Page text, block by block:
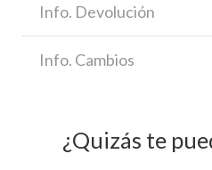
Info. Devolución
Info. Cambios
¿Quizás te